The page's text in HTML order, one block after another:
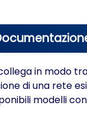
in modo
di una rete
modelli